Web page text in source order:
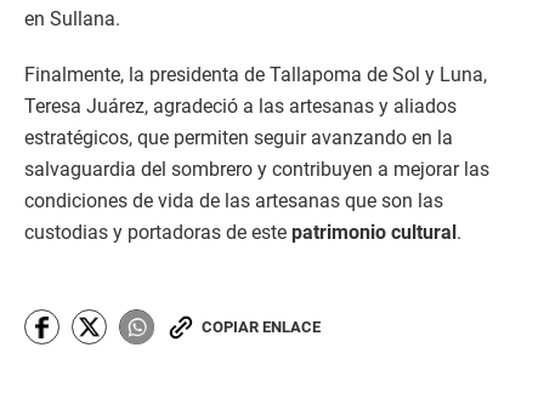
en Sullana.
Finalmente, la presidenta de Tallapoma de Sol y Luna,
Teresa Juárez, agradeció a las artesanas y aliados
estratégicos, que permiten seguir avanzando en la
salvaguardia del sombrero y contribuyen a mejorar las
condiciones de vida de las artesanas que son las
custodias y portadoras de este patrimonio cultural.
COPIAR ENLACE